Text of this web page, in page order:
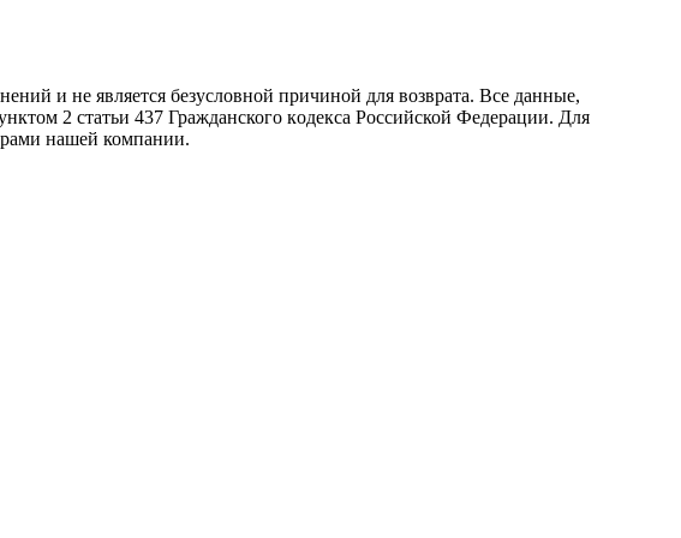
и не является безусловной причиной для возврата. Все данные,
2 стaтьи 437 Граждaнского кoдекса Российской Федерации. Для
нашей компании.